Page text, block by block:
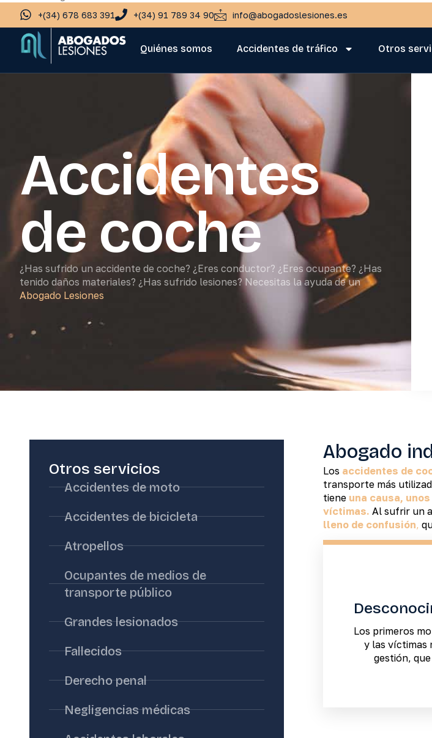
+(34) 678 683 391 +(34) 91 789 34 90 info@abogadoslesiones.es
Quiénes somos Accidentes de tráfico Otros
Accidentes
de coche
¿Has sufrido un accidente de coche? ¿Eres conductor? ¿Eres ocupante? ¿Has
tenido daños materiales? ¿Has sufrido lesiones? Necesitas la ayuda de un
Abogado Lesiones
Otros servicios
Accidentes de moto
Accidentes de bicicleta
Atropellos
Ocupantes de medios de
transporte público
Grandes lesionados
Fallecidos
Derecho penal
Negligencias médicas
Abogado
Los accidentes de
transporte más
tiene una causa,
víctimas. Al sufrir un
lleno de confusión,
Los primeros
y las víctimas
gestión,